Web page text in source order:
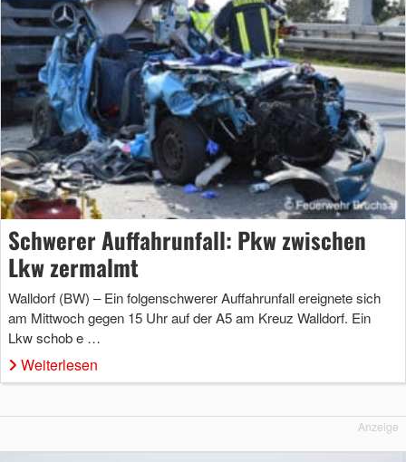
Schwerer Auffahrunfall: Pkw zwischen
Lkw zermalmt
Walldorf (BW) – Ein folgenschwerer Auffahrunfall ereignete sich
am Mittwoch gegen 15 Uhr auf der A5 am Kreuz Walldorf. Ein
Lkw schob e …
Weiterlesen
Anzeige